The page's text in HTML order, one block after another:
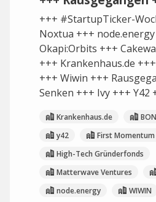
+++ #StartupTicker-
Noxtua +++
Okapi:Orbits +++
+++ Krankenhaus.de
+++ Wiwin +++
Senken +++ Ivy +++ Y42
Krankenhaus.de
y42
First
High-Tech Gründerfonds
Matterwave Ventures
node.energy
WIWIN